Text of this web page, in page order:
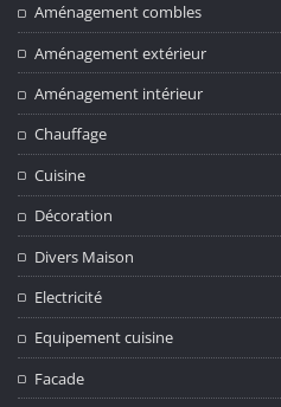
Aménagement combles
Aménagement extérieur
Aménagement intérieur
Chauffage
Cuisine
Décoration
Divers Maison
Electricité
Equipement cuisine
Facade